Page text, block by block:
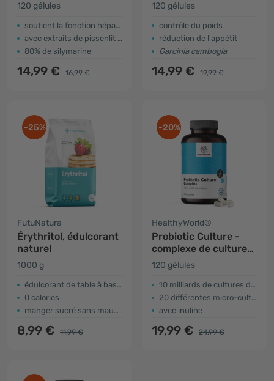
120 gélules
soutient la fonction hépatique
avec extraits de pissenlit et de desmodium
80% de silymarine
14,99 € 16,99 €
120 gélules
contrôle du poids
réduction de l'appétit
Garcinia cambogia
14,99 € 19,99 €
-25%
FutuNatura
Érythritol, édulcorant
naturel
1000 g
édulcorant de table à base d'érythritol
0 calories
manger sucré sans mauvaise conscience
8,99 € 11,99 €
-20%
HealthyWorld®
Probiotic Culture -
complexe de cultures
microbiologiques
120 gélules
10 milliards de cultures dans chaque gélule
20 différentes micro-cultures
avec inuline
19,99 € 24,99 €